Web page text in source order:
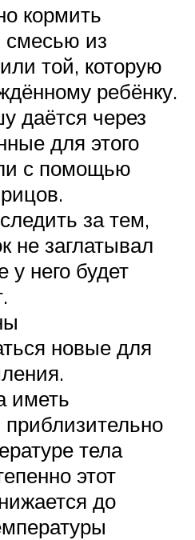
кормить
смесью из
той, которую
ребёнку.
даётся через
для этого
с помощью
за тем,
не заглатывал
у него будет
новые для
иметь
приблизительно
тела
этот
до